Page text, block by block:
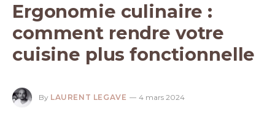
Ergonomie culinaire :
comment rendre votre
cuisine plus fonctionnelle
By LAURENT LEGAVE 4 mars 2024